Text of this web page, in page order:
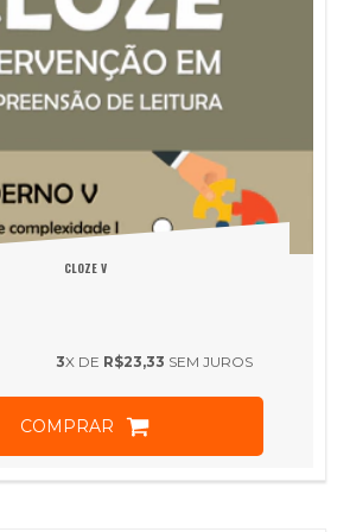
CLOZE V
3X DE R$23,33 SEM JUROS
COMPRAR